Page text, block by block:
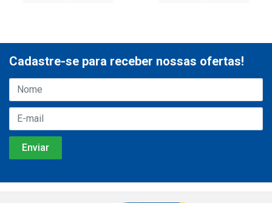
Cadastre-se para receber nossas ofertas!